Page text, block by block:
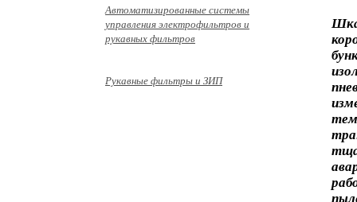
Автоматизированные системы
управления электрофильтров и
рукавных фильтров
Рукавные фильтры и ЗИП